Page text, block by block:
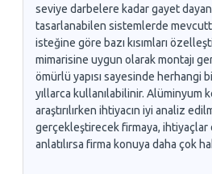
seviye darbelere kadar gayet
tasarlanabilen sistemlerde
isteğine göre bazı kısımları
mimarisine uygun olarak montajı
ömürlü yapısı sayesinde herhangi
yıllarca kullanılabilinir. Alüminyum
araştırılırken ihtiyacın iyi analiz
gerçekleştirecek firmaya, ihtiyaçlar
anlatılırsa firma konuya daha çok